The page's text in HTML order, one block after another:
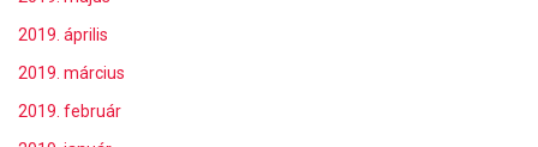
2019. április
2019. március
2019. február